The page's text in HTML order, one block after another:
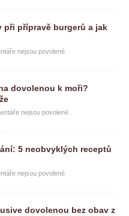
při přípravě burgerů a jak
nejsou povolené
dovolenou k moři?
nejsou povolené
5 neobvyklých receptů
nejsou povolené
dovolenou bez obav z